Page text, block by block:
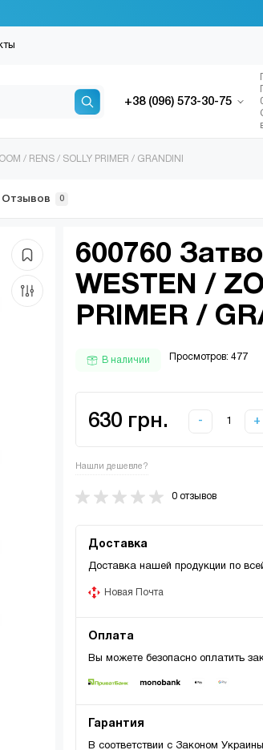
+38 (096) 573-30-75
/ RENS / SOLLY PRIMER / GRANDINI
Отзывов 0
600760
WESTEN /
PRIMER /
В наличии Просмотров: 477
630 грн. - +
Нашли дешевле?
0 отзывов
Доставка
Доставка нашей продукции по
Новая Почта
Оплата
Вы можете безопасно оплатить
Гарантия
В соответствии с Законом